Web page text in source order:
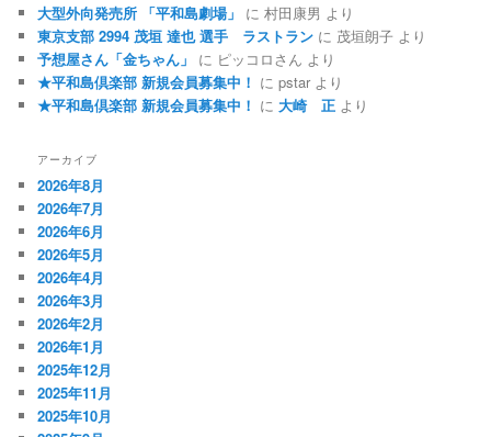
大型外向発売所 「平和島劇場」 に村田康男 より
東京支部 2994 茂垣 達也 選手 ラストラン に 茂垣朗子 より
予想屋さん「金ちゃん」
に ピッコロさん より
★平和島倶楽部 新規会員募集中！ にpstar より
★平和島倶楽部 新規会員募集中！ に大崎 正 より
アーカイブ
2026年8月
2026年7月
2026年6月
2026年5月
2026年4月
2026年3月
2026年2月
2026年1月
2025年12月
2025年11月
2025年10月